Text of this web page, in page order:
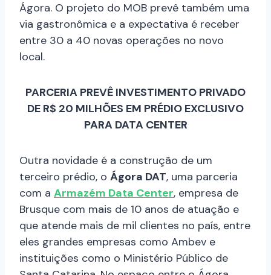
Ágora. O projeto do MOB prevê também uma
via gastronômica e a expectativa é receber
entre 30 a 40 novas operações no novo
local.
PARCERIA PREVÊ INVESTIMENTO PRIVADO
DE R$ 20 MILHÕES EM PRÉDIO EXCLUSIVO
PARA DATA CENTER
Outra novidade é a construção de um
terceiro prédio, o Ágora DAT, uma parceria
com a Armazém Data Center, empresa de
Brusque com mais de 10 anos de atuação e
que atende mais de mil clientes no país, entre
eles grandes empresas como Ambev e
instituições como o Ministério Público de